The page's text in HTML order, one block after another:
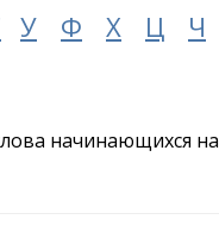
У Ф Х Ц Ч
начинающихся на